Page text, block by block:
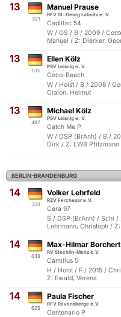
13
321
Manuel Prause
RFV St. Georg Löbnitz e. V.
Cadillac 54
W / OS / B / 2009 /
Manuel / Z: Dierker,
13
513
Ellen Kölz
PSV Leisnig e. V.
Coco-Beach
W / Holst / B / 2008 /
Cialon, Helmut
13
497
Michael Kölz
PSV Leisnig e. V.
Catch Me P
W / DSP (BrAnh) / B /
Dirk / Z: LWB Pfitzmann
BERLIN-BRANDENBURG
14
331
Volker Lehrfeld
RZV Ferchesar e.V.
Cera 97
S / DSP (BrAnh) / Schi
Lehrmann, Christoph /
14
648
Max-Hilmar Borchert
RV Stechlin-Menz e.V.
Camillus 5
H / Holst / F / 2015 /
Z: Ewald, Verena
14
629
Paula Fischer
RFV Ravensberge e.V.
Centenario P